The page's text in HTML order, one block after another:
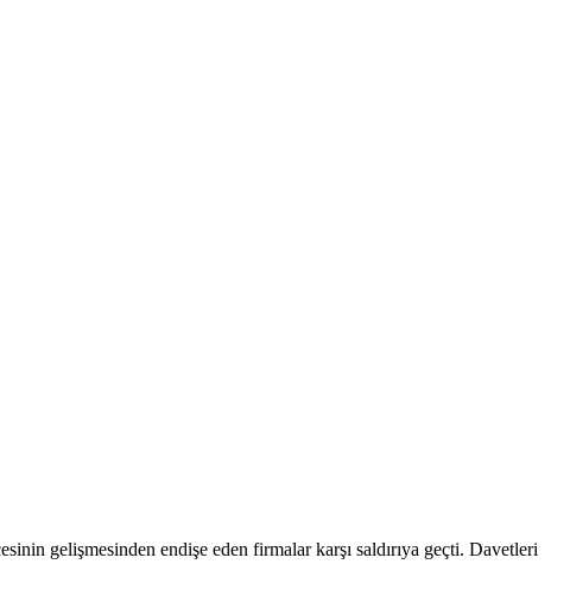
gelişmesinden endişe eden firmalar karşı saldırıya geçti. Davetleri